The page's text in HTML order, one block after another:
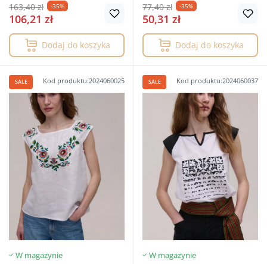
163,40 zł -35%
106,21 zł
Dodaj do koszyka
77,40 zł -35%
50,31 zł
Dodaj do koszyka
Kod produktu:2024060025
SALE
W magazynie
Kod produktu:2024060037
SALE
W magazynie